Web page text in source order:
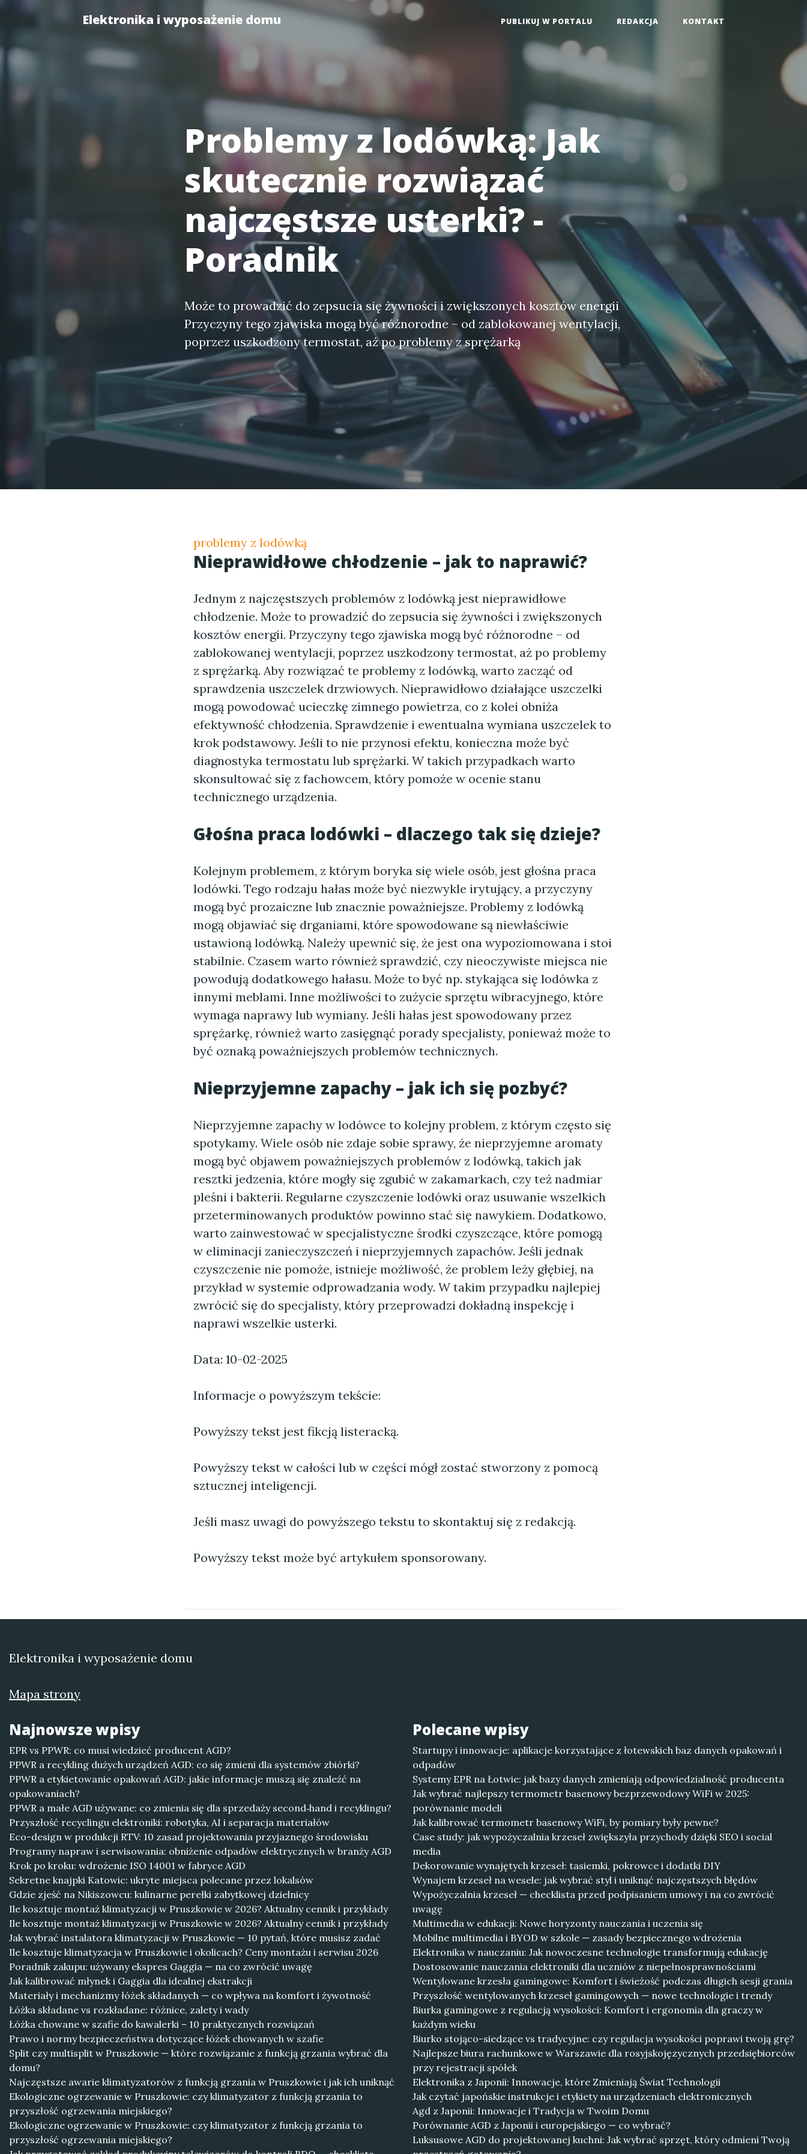
Elektronika i wyposażenie domu PUBLIKUJ W PORTALU REDAKCJA KONTAKT
Problemy z lodówką: Jak
skutecznie rozwiązać
najczęstsze usterki? -
Poradnik
Może to prowadzić do zepsucia się żywności i zwiększonych kosztów energii
Przyczyny tego zjawiska mogą być różnorodne – od zablokowanej wentylacji,
poprzez uszkodzony termostat, aż po problemy z sprężarką
problemy z lodówką
Nieprawidłowe chłodzenie – jak to naprawić?
Jednym z najczęstszych problemów z lodówką jest nieprawidłowe
chłodzenie. Może to prowadzić do zepsucia się żywności i zwiększonych
kosztów energii. Przyczyny tego zjawiska mogą być różnorodne – od
zablokowanej wentylacji, poprzez uszkodzony termostat, aż po problemy
z sprężarką. Aby rozwiązać te problemy z lodówką, warto zacząć od
sprawdzenia uszczelek drzwiowych. Nieprawidłowo działające uszczelki
mogą powodować ucieczkę zimnego powietrza, co z kolei obniża
efektywność chłodzenia. Sprawdzenie i ewentualna wymiana uszczelek to
krok podstawowy. Jeśli to nie przynosi efektu, konieczna może być
diagnostyka termostatu lub sprężarki. W takich przypadkach warto
skonsultować się z fachowcem, który pomoże w ocenie stanu
technicznego urządzenia.
Głośna praca lodówki – dlaczego tak się dzieje?
Kolejnym problemem, z którym boryka się wiele osób, jest głośna praca
lodówki. Tego rodzaju hałas może być niezwykle irytujący, a przyczyny
mogą być prozaiczne lub znacznie poważniejsze. Problemy z lodówką
mogą objawiać się drganiami, które spowodowane są niewłaściwie
ustawioną lodówką. Należy upewnić się, że jest ona wypoziomowana i stoi
stabilnie. Czasem warto również sprawdzić, czy nieoczywiste miejsca nie
powodują dodatkowego hałasu. Może to być np. stykająca się lodówka z
innymi meblami. Inne możliwości to zużycie sprzętu wibracyjnego, które
wymaga naprawy lub wymiany. Jeśli hałas jest spowodowany przez
sprężarkę, również warto zasięgnąć porady specjalisty, ponieważ może to
być oznaką poważniejszych problemów technicznych.
Nieprzyjemne zapachy – jak ich się pozbyć?
Nieprzyjemne zapachy w lodówce to kolejny problem, z którym często się
spotykamy. Wiele osób nie zdaje sobie sprawy, że nieprzyjemne aromaty
mogą być objawem poważniejszych problemów z lodówką, takich jak
resztki jedzenia, które mogły się zgubić w zakamarkach, czy też nadmiar
pleśni i bakterii. Regularne czyszczenie lodówki oraz usuwanie wszelkich
przeterminowanych produktów powinno stać się nawykiem. Dodatkowo,
warto zainwestować w specjalistyczne środki czyszczące, które pomogą
w eliminacji zanieczyszczeń i nieprzyjemnych zapachów. Jeśli jednak
czyszczenie nie pomoże, istnieje możliwość, że problem leży głębiej, na
przykład w systemie odprowadzania wody. W takim przypadku najlepiej
zwrócić się do specjalisty, który przeprowadzi dokładną inspekcję i
naprawi wszelkie usterki.
Data: 10-02-2025
Informacje o powyższym tekście:
Powyższy tekst jest fikcją listeracką.
Powyższy tekst w całości lub w części mógł zostać stworzony z pomocą
sztucznej inteligencji.
Jeśli masz uwagi do powyższego tekstu to skontaktuj się z redakcją.
Powyższy tekst może być artykułem sponsorowany.
Elektronika i wyposażenie domu
Mapa strony
Najnowsze wpisy
EPR vs PPWR: co musi wiedzieć producent AGD?
PPWR a recykling dużych urządzeń AGD: co się zmieni dla systemów zbiórki?
PPWR a etykietowanie opakowań AGD: jakie informacje muszą się znaleźć na
opakowaniach?
PPWR a małe AGD używane: co zmienia się dla sprzedaży second‑hand i recyklingu?
Przyszłość recyclingu elektroniki: robotyka, AI i separacja materiałów
Eco-design w produkcji RTV: 10 zasad projektowania przyjaznego środowisku
Programy napraw i serwisowania: obniżenie odpadów elektrycznych w branży AGD
Krok po kroku: wdrożenie ISO 14001 w fabryce AGD
Sekretne knajpki Katowic: ukryte miejsca polecane przez lokalsów
Gdzie zjeść na Nikiszowcu: kulinarne perełki zabytkowej dzielnicy
Ile kosztuje montaż klimatyzacji w Pruszkowie w 2026? Aktualny cennik i przykłady
Ile kosztuje montaż klimatyzacji w Pruszkowie w 2026? Aktualny cennik i przykłady
Jak wybrać instalatora klimatyzacji w Pruszkowie — 10 pytań, które musisz zadać
Ile kosztuje klimatyzacja w Pruszkowie i okolicach? Ceny montażu i serwisu 2026
Poradnik zakupu: używany ekspres Gaggia — na co zwrócić uwagę
Jak kalibrować młynek i Gaggia dla idealnej ekstrakcji
Materiały i mechanizmy łóżek składanych — co wpływa na komfort i żywotność
Łóżka składane vs rozkładane: różnice, zalety i wady
Łóżka chowane w szafie do kawalerki – 10 praktycznych rozwiązań
Prawo i normy bezpieczeństwa dotyczące łóżek chowanych w szafie
Split czy multisplit w Pruszkowie — które rozwiązanie z funkcją grzania wybrać dla
domu?
Najczęstsze awarie klimatyzatorów z funkcją grzania w Pruszkowie i jak ich uniknąć
Ekologiczne ogrzewanie w Pruszkowie: czy klimatyzator z funkcją grzania to
przyszłość ogrzewania miejskiego?
Ekologiczne ogrzewanie w Pruszkowie: czy klimatyzator z funkcją grzania to
przyszłość ogrzewania miejskiego?
Polecane wpisy
Startupy i innowacje: aplikacje korzystające z łotewskich baz danych opakowań i
odpadów
Systemy EPR na Łotwie: jak bazy danych zmieniają odpowiedzialność producenta
Jak wybrać najlepszy termometr basenowy bezprzewodowy WiFi w 2025:
porównanie modeli
Jak kalibrować termometr basenowy WiFi, by pomiary były pewne?
Case study: jak wypożyczalnia krzeseł zwiększyła przychody dzięki SEO i social
media
Dekorowanie wynajętych krzeseł: tasiemki, pokrowce i dodatki DIY
Wynajem krzeseł na wesele: jak wybrać styl i uniknąć najczęstszych błędów
Wypożyczalnia krzeseł — checklista przed podpisaniem umowy i na co zwrócić
uwagę
Multimedia w edukacji: Nowe horyzonty nauczania i uczenia się
Mobilne multimedia i BYOD w szkole — zasady bezpiecznego wdrożenia
Elektronika w nauczaniu: Jak nowoczesne technologie transformują edukację
Dostosowanie nauczania elektroniki dla uczniów z niepełnosprawnościami
Wentylowane krzesła gamingowe: Komfort i świeżość podczas długich sesji grania
Przyszłość wentylowanych krzeseł gamingowych — nowe technologie i trendy
Biurka gamingowe z regulacją wysokości: Komfort i ergonomia dla graczy w
każdym wieku
Biurko stojąco-siedzące vs tradycyjne: czy regulacja wysokości poprawi twoją grę?
Najlepsze biura rachunkowe w Warszawie dla rosyjskojęzycznych przedsiębiorców
przy rejestracji spółek
Elektronika z Japonii: Innowacje, które Zmieniają Świat Technologii
Jak czytać japońskie instrukcje i etykiety na urządzeniach elektronicznych
Agd z Japonii: Innowacje i Tradycja w Twoim Domu
Porównanie AGD z Japonii i europejskiego — co wybrać?
Luksusowe AGD do projektowanej kuchni: Jak wybrać sprzęt, który odmieni Twoją